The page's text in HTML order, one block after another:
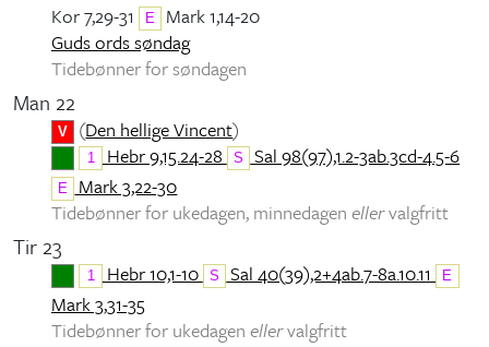
Kor 7,29-31
E
Mark 1,14-20
Guds ords søndag
Tidebønner for søndagen
Man 22
V (Den hellige Vincent)
1 Hebr 9,15.24-28 S Sal 98(97),1.2-3ab.3cd-4.5-6
E
Mark 3,22-30
Tidebønner for ukedagen, minnedagen ellervalgfritt
Tir 23
1 Hebr 10,1-10 S Sal 40(39),2+4ab.7-8a.10.11 E
Mark 3,31-35
Tidebønner for ukedagen ellervalgfritt